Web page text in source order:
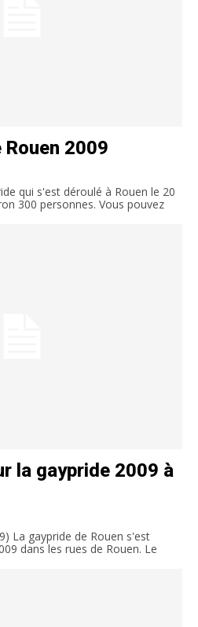
2009
qui s'est déroulé à Rouen le 20
300 personnes. Vous pouvez
la gaypride 2009 à
La gaypride de Rouen s'est
dans les rues de Rouen. Le